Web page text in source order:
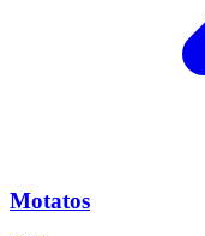
Motatos